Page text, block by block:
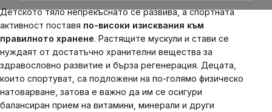
Детското тяло непрекъснато се развива, а спортната
активност поставя по-високи изисквания към
правилното хранене. Растящите мускули и стави се
нуждаят от достатъчно хранителни вещества за
здравословно развитие и бърза регенерация. Децата,
които спортуват, са подложени на по-голямо физическо
натоварване, затова е важно да им се осигури
балансиран прием на витамини, минерали и други